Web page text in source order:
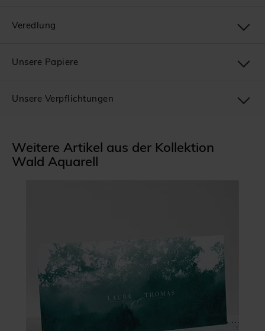
Weitere Artikel aus der Kollektion
Wald Aquarell
Veredlung
Unsere Papiere
Unsere Verpflichtungen